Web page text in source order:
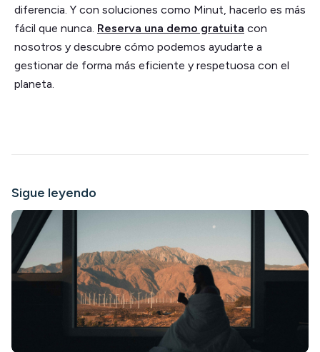
diferencia. Y con soluciones como Minut, hacerlo es más
fácil que nunca. Reserva una demo gratuita con
nosotros y descubre cómo podemos ayudarte a
gestionar de forma más eficiente y respetuosa con el
planeta.
Sigue leyendo